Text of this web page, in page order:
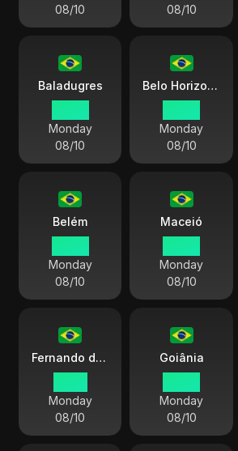
08/10
08/10
Baladugres
Monday
08/10
Belo Horizonte
Monday
08/10
Belém
Monday
08/10
Maceió
Monday
08/10
Fernando de Noronha
Monday
08/10
Goiânia
Monday
08/10